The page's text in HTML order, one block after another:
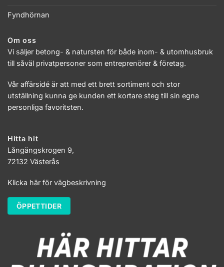
Fyndhörnan
Om oss
Vi säljer betong- & natursten för både inom- & utomhusbruk
till såväl privatpersoner som entreprenörer & företag.
Vår affärsidé är att med ett brett sortiment och stor
utställning kunna ge kunden ett kortare steg till sin egna
personliga favoritsten.
Hitta hit
Långängskrogen 9,
72132 Västerås
Klicka här för vägbeskrivning
ÖPPETTIDER